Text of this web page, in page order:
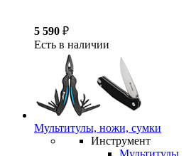
5 590 ₽
Есть в наличии
Мультитулы, ножи, сумки
Инструмент